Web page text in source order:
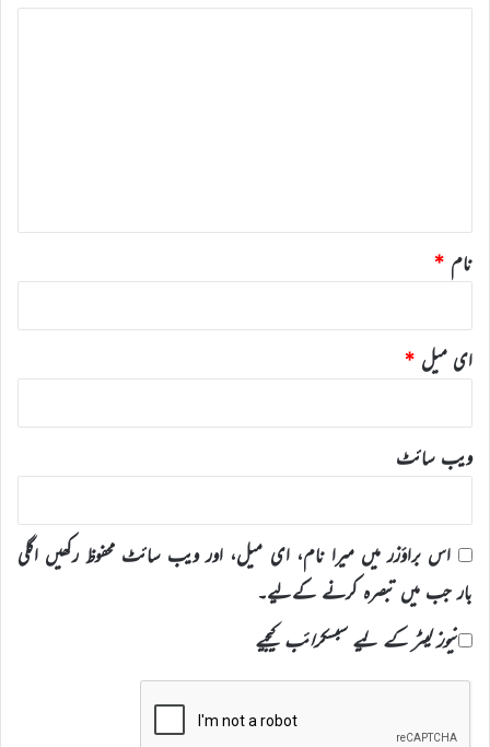
نام *
ای میل *
ویب‌ سائٹ
اس براؤزر میں میرا نام، ای میل، اور ویب سائٹ محفوظ رکھیں اگلی
بار جب میں تبصرہ کرنے کےلیے۔
نیوز لیٹر کے لیے سبسکرائب کیجیے